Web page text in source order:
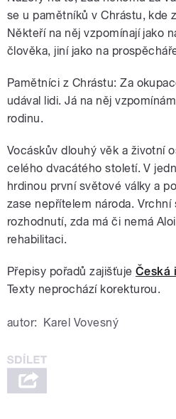
se u pamětníků v Chrástu, kde
Někteří na něj vzpomínají jako
člověka, jiní jako na
Pamětníci z Chrástu: Za
udával lidi. Já na něj
rodinu.
Vocáskův dlouhý věk a životní
celého dvacátého století. V
hrdinou první světové války a
zase nepřítelem národa.
rozhodnutí, zda má či nemá
rehabilitaci.
Přepisy pořadů zajišťuje Česká
Texty neprochází korekturou.
autor: Karel Vovesný